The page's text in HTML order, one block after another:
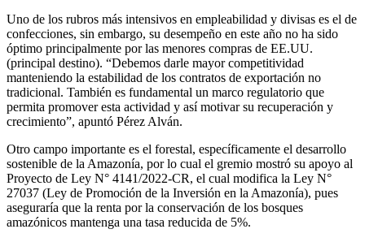
Uno de los rubros más intensivos en empleabilidad y divisas es el de
confecciones, sin embargo, su desempeño en este año no ha sido
óptimo principalmente por las menores compras de EE.UU.
(principal destino). “Debemos darle mayor competitividad
manteniendo la estabilidad de los contratos de exportación no
tradicional. También es fundamental un marco regulatorio que
permita promover esta actividad y así motivar su recuperación y
crecimiento”, apuntó Pérez Alván.
Otro campo importante es el forestal, específicamente el desarrollo
sostenible de la Amazonía, por lo cual el gremio mostró su apoyo al
Proyecto de Ley N° 4141/2022-CR, el cual modifica la Ley N°
27037 (Ley de Promoción de la Inversión en la Amazonía), pues
aseguraría que la renta por la conservación de los bosques
amazónicos mantenga una tasa reducida de 5%.